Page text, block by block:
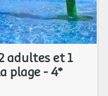
adultes et 1
plage - 4*